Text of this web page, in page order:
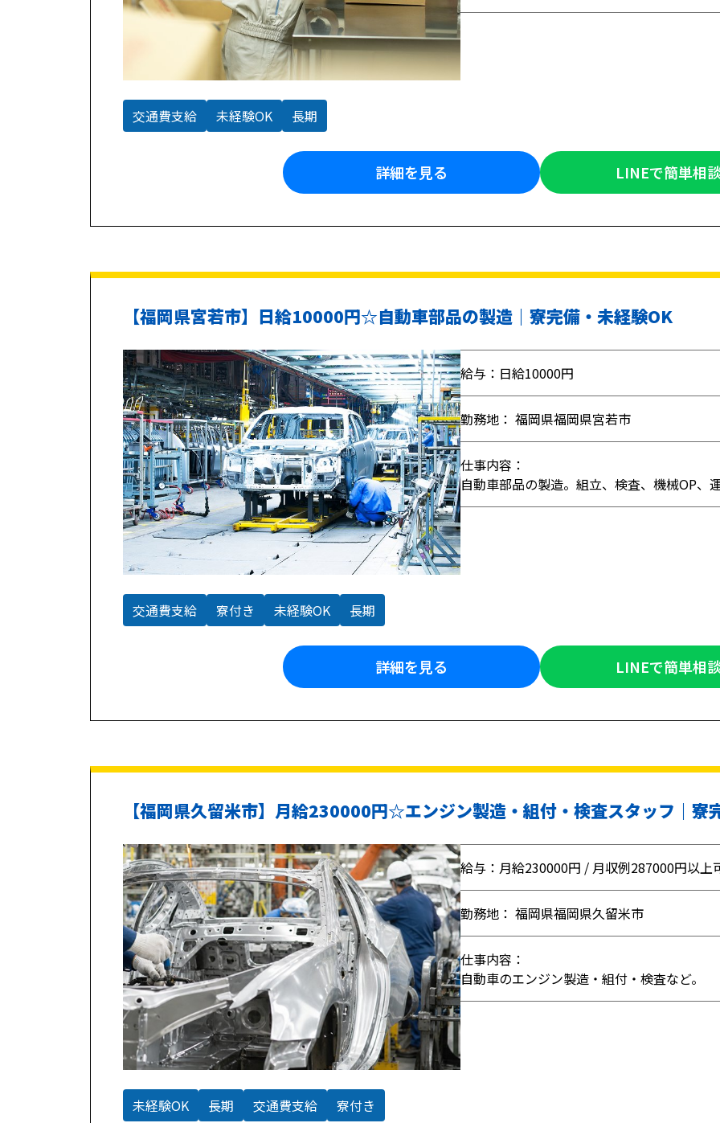
交通費支給 未経験OK 長期
詳細を見る LINEで簡単相
【福岡県宮若市】日給10000円☆自動車部品の製造｜寮完備・未経験OK
交通費支給 寮付き 未経験OK 長期
給与：日給10000円
勤務地： 福岡県福岡県宮若市
仕事内容：
自動車部品の製造。組立、検査、機械OP、
詳細を見る LINEで簡単相
【福岡県久留米市】月給230000円☆エンジン製造・組付・検査スタッフ｜寮
未経験OK 長期 交通費支給 寮付き
給与：月給230000円 / 月収例287000円以上
勤務地： 福岡県福岡県久留米市
仕事内容：
自動車のエンジン製造・組付・検査など。